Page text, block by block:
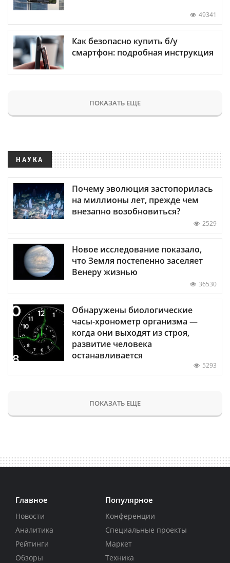
49341
Как безопасно купить б/у
смартфон: подробная инструкция
ПОКАЗАТЬ ЕЩЕ
НАУКА
Почему эволюция застопорилась
на миллионы лет, прежде чем
внезапно возобновиться?
2529
Новое исследование показало,
что Земля постепенно заселяет
Венеру жизнью
36530
Обнаружены биологические
часы-хронометр организма —
когда они выходят из строя,
развитие человека
останавливается
5293
ПОКАЗАТЬ ЕЩЕ
Главное
Новости
Аналитика
Рейтинги
Обзоры
Популярное
Конференции
Специальные проекты
Маркет
Техника